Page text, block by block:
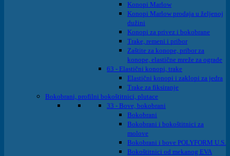
Konopi Marlow
Konopi Marlow prodaja u željenoj
dužini
Konopi za privez i bokobrane
Trake, remeni i pribor
Zaštite za konope, pribor za
konope, elastične mreže za ograde
63 - Elastični konopi, trake
Elastični konopi i zaklopi za jedra
Trake za fiksiranje
Bokobrani, profilni bokoštitnici, plutace
33 - Bove, bokobrani
Bokobrani
Bokobrani i bokoštitnici za
molove
Bokobrani i bove POLYFORM U.S.
Bokoštitnici od mekanog EVA